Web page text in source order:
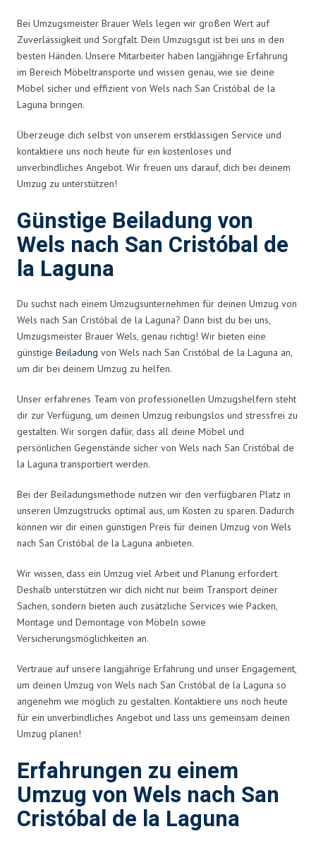
Bei Umzugsmeister Brauer Wels legen wir großen Wert auf
Zuverlässigkeit und Sorgfalt. Dein Umzugsgut ist bei uns in den
besten Händen. Unsere Mitarbeiter haben langjährige Erfahrung
im Bereich Möbeltransporte und wissen genau, wie sie deine
Möbel sicher und effizient von Wels nach San Cristóbal de la
Laguna bringen.
Überzeuge dich selbst von unserem erstklassigen Service und
kontaktiere uns noch heute für ein kostenloses und
unverbindliches Angebot. Wir freuen uns darauf, dich bei deinem
Umzug zu unterstützen!
Günstige Beiladung von
Wels nach San Cristóbal de
la Laguna
Du suchst nach einem Umzugsunternehmen für deinen Umzug von
Wels nach San Cristóbal de la Laguna? Dann bist du bei uns,
Umzugsmeister Brauer Wels, genau richtig! Wir bieten eine
günstige Beiladung von Wels nach San Cristóbal de la Laguna an,
um dir bei deinem Umzug zu helfen.
Unser erfahrenes Team von professionellen Umzugshelfern steht
dir zur Verfügung, um deinen Umzug reibungslos und stressfrei zu
gestalten. Wir sorgen dafür, dass all deine Möbel und
persönlichen Gegenstände sicher von Wels nach San Cristóbal de
la Laguna transportiert werden.
Bei der Beiladungsmethode nutzen wir den verfügbaren Platz in
unseren Umzugstrucks optimal aus, um Kosten zu sparen. Dadurch
können wir dir einen günstigen Preis für deinen Umzug von Wels
nach San Cristóbal de la Laguna anbieten.
Wir wissen, dass ein Umzug viel Arbeit und Planung erfordert.
Deshalb unterstützen wir dich nicht nur beim Transport deiner
Sachen, sondern bieten auch zusätzliche Services wie Packen,
Montage und Demontage von Möbeln sowie
Versicherungsmöglichkeiten an.
Vertraue auf unsere langjährige Erfahrung und unser Engagement,
um deinen Umzug von Wels nach San Cristóbal de la Laguna so
angenehm wie möglich zu gestalten. Kontaktiere uns noch heute
für ein unverbindliches Angebot und lass uns gemeinsam deinen
Umzug planen!
Erfahrungen zu einem
Umzug von Wels nach San
Cristóbal de la Laguna